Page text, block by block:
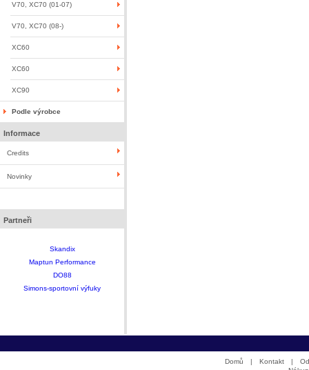
V70, XC70 (01-07)
V70, XC70 (08-)
XC60
XC60
XC90
Podle výrobce
Informace
Credits
Novinky
Partneři
Skandix
Maptun Performance
DO88
Simons-sportovní výfuky
Domů | Kontakt |